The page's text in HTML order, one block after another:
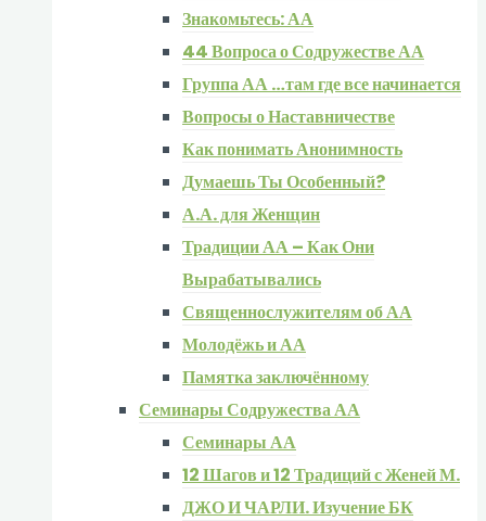
Знакомьтесь: АА
44 Вопроса о Содружестве АА
Группа АА …там где все начинается
Вопросы о Наставничестве
Как понимать Анонимность
Думаешь Ты Особенный?
А.А. для Женщин
Традиции АА – Как Они
Вырабатывались
Священнослужителям об АА
Молодёжь и АА
Памятка заключённому
Семинары Содружества АА
Семинары АА
12 Шагов и 12 Традиций с Женей М.
ДЖО И ЧАРЛИ. Изучение БК